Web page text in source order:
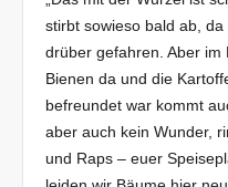
stirbt sowieso bald ab,
drüber gefahren. Aber
Bienen da und die
befreundet war kommt
aber auch kein Wunder,
und Raps – euer